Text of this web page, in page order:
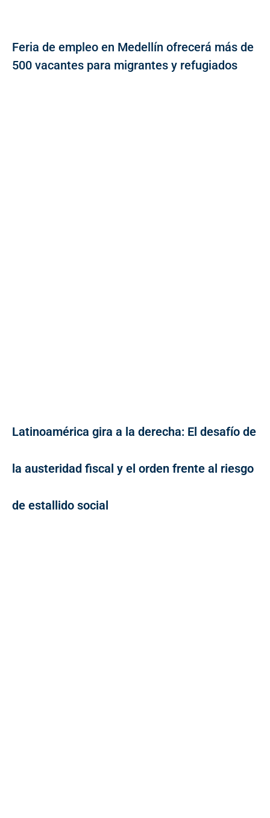
Feria de empleo en Medellín ofrecerá más de
500 vacantes para migrantes y refugiados
Latinoamérica gira a la derecha: El desafío de
la austeridad fiscal y el orden frente al riesgo
de estallido social